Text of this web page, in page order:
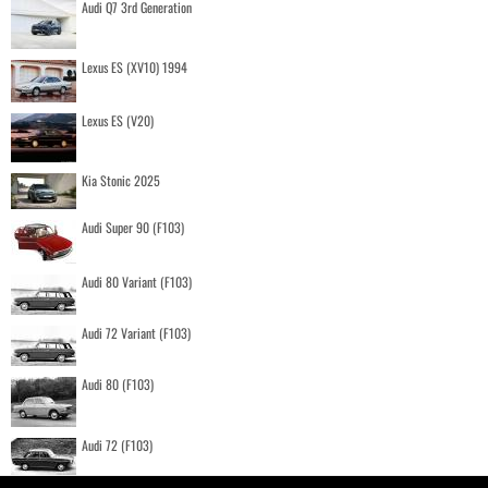
Audi Q7 3rd Generation
Lexus ES (XV10) 1994
Lexus ES (V20)
Kia Stonic 2025
Audi Super 90 (F103)
Audi 80 Variant (F103)
Audi 72 Variant (F103)
Audi 80 (F103)
Audi 72 (F103)